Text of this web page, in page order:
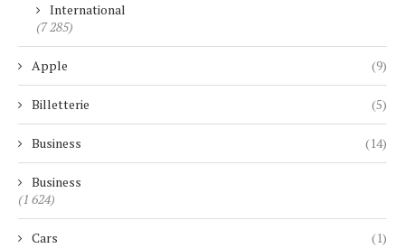
International
(7 285)
Apple (9)
Billetterie (5)
Business (14)
Business
(1 624)
Cars (1)